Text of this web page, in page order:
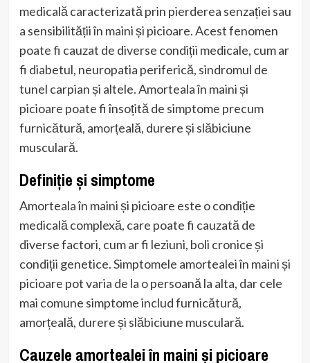
medicală caracterizată prin pierderea senzației sau
a sensibilității în maini și picioare. Acest fenomen
poate fi cauzat de diverse condiții medicale, cum ar
fi diabetul, neuropatia periferică, sindromul de
tunel carpian și altele. Amorteala în maini și
picioare poate fi însoțită de simptome precum
furnicătură, amorțeală, durere și slăbiciune
musculară.
Definiție și simptome
Amorteala în maini și picioare este o condiție
medicală complexă, care poate fi cauzată de
diverse factori, cum ar fi leziuni, boli cronice și
condiții genetice. Simptomele amortealei în maini și
picioare pot varia de la o persoană la alta, dar cele
mai comune simptome includ furnicătură,
amorțeală, durere și slăbiciune musculară.
Cauzele amortealei în maini și picioare